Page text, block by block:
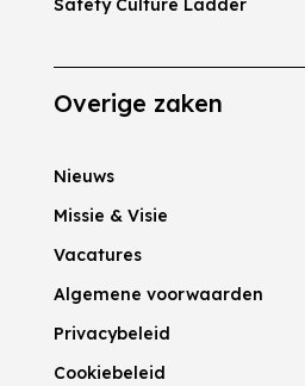
Safety Culture Ladder
Overige zaken
Nieuws
Missie & Visie
Vacatures
Algemene voorwaarden
Privacybeleid
Cookiebeleid